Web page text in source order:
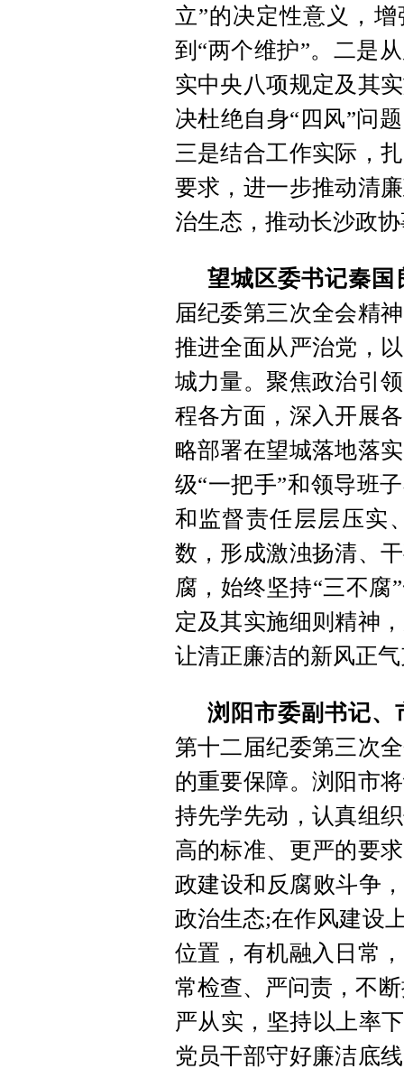
立”的决定性意义，
到“两个维护”。二是
实中央八项规定及其
决杜绝自身“四风”问
三是结合工作实际，
要求，进一步推动清
治生态，推动长沙政
望城区委书记秦国
届纪委第三次全会精
推进全面从严治党，
城力量。聚焦政治引
程各方面，深入开展
略部署在望城落地落
级“一把手”和领导班
和监督责任层层压实
数，形成激浊扬清、
腐，始终坚持“三不腐
定及其实施细则精神
让清正廉洁的新风正
浏阳市委副书记、
第十二届纪委第三次
的重要保障。浏阳市
持先学先动，认真组
高的标准、更严的要
政建设和反腐败斗争
政治生态;在作风建设
位置，有机融入日常
常检查、严问责，不
严从实，坚持以上率
党员干部守好廉洁底